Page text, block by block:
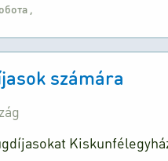
számára